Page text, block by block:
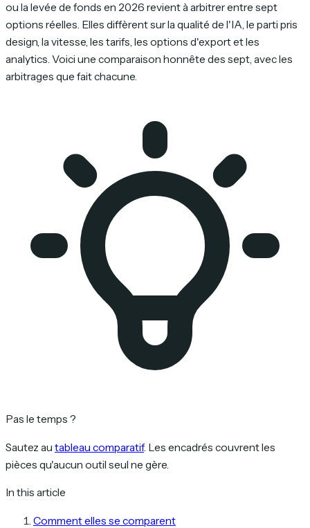
ou la levée de fonds en 2026 revient à arbitrer entre sept
options réelles. Elles diffèrent sur la qualité de l'IA, le parti pris
design, la vitesse, les tarifs, les options d'export et les
analytics. Voici une comparaison honnête des sept, avec les
arbitrages que fait chacune.
Pas le temps ?
Sautez au tableau comparatif. Les encadrés couvrent les
pièces qu'aucun outil seul ne gère.
In this article
Comment elles se comparent